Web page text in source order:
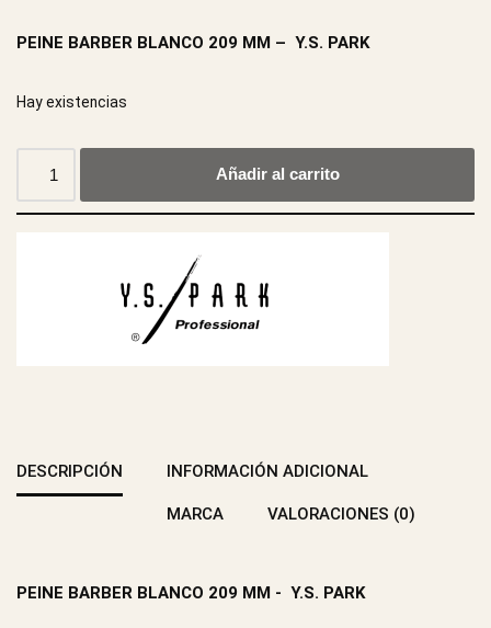
PEINE BARBER BLANCO 209 MM – Y.S. PARK
Hay existencias
Añadir al carrito
DESCRIPCIÓN INFORMACIÓN ADICIONAL
MARCA VALORACIONES (0)
PEINE BARBER BLANCO 209 MM - Y.S. PARK